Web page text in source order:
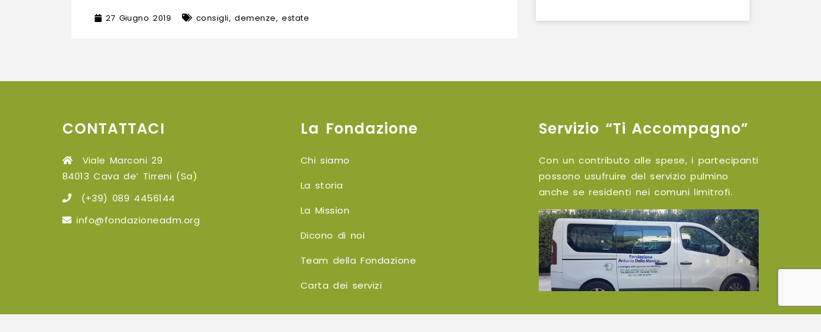
27 Giugno 2019 consigli,demenze,estate
CONTATTACI
Viale Marconi 29
84013 Cava de’ Tirreni (Sa)
(+39) 089 4456144
info@fondazioneadm.org
La Fondazione
Chi siamo
La storia
La Mission
Dicono di noi
Team della Fondazione
Carta dei servizi
Servizio “Ti Accompagno”
Con un contributo alle spese, i partecipanti
possono usufruire del servizio pulmino
anche se residenti nei comuni limitrofi.